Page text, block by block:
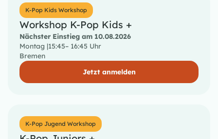
K-Pop Kids Workshop
Workshop K-Pop Kids +
Nächster Einstieg am 10.08.2026
Montag |15:45– 16:45 Uhr
Bremen
Jetzt anmelden
K-Pop Jugend Workshop